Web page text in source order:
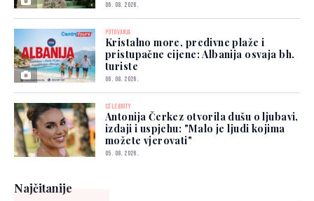
06. 08. 2026.
PUTOVANJA
Kristalno more, predivne plaže i
pristupačne cijene: Albanija osvaja bh.
turiste
06. 08. 2026.
CELEBRITY
Antonija Čerkez otvorila dušu o ljubavi,
izdaji i uspjehu: "Malo je ljudi kojima
možete vjerovati"
05. 08. 2026.
Najčitanije